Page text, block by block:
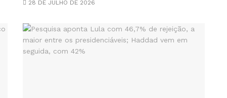
28 DE JULHO DE 2026